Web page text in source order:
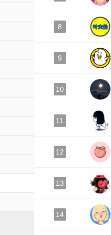
8
9
10
11
12
13
14